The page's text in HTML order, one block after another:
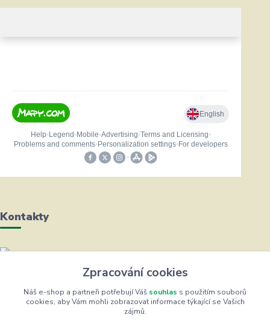
Kontakty
Helena Bayerová
+420 604 711 491
(Po-Čt, 8-16 hod.)
Zpracování cookies
Náš e-shop a partneři potřebují Váš souhlas s použitím souborů
cookies, aby Vám mohli zobrazovat informace týkající se Vašich
zájmů.